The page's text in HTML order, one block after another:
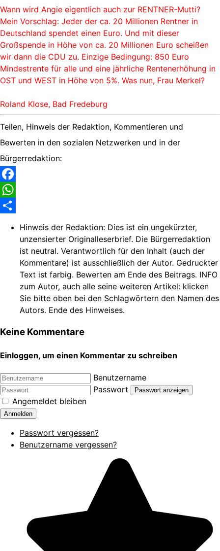
Wann wird Angie eigentlich auch zur RENTNER-Mutti?
Mein Vorschlag: Jeder der ca. 20 Millionen Rentner in
Deutschland spendet einen Euro. Und mit dieser
Großspende in Höhe von ca. 20 Millionen Euro scheißen
wir dann die CDU zu. Einzige Bedingung: 850 Euro
Mindestrente für alle und eine jährliche Rentenerhöhung in
OST und WEST in Höhe von 5%. Was nun, Frau Merkel?
Roland Klose, Bad Fredeburg
Teilen, Hinweis der Redaktion, Kommentieren und
Bewerten in den sozialen Netzwerken und in der
Bürgerredaktion:
Facebook
WhatsApp
Hinweis der Redaktion: Dies ist ein ungekürzter,
unzensierter Originalleserbrief. Die Bürgerredaktion
ist neutral. Verantwortlich für den Inhalt (auch der
Kommentare) ist ausschließlich der Autor. Gedruckter
Text ist farbig. Bewerten am Ende des Beitrags. INFO
zum Autor, auch alle seine weiteren Artikel: klicken
Sie bitte oben bei den Schlagwörtern den Namen des
Autors. Ende des Hinweises.
Keine Kommentare
Einloggen, um einen Kommentar zu schreiben
Benutzername
Passwort
Passwort anzeigen
Angemeldet bleiben
Anmelden
Passwort vergessen?
Benutzername vergessen?